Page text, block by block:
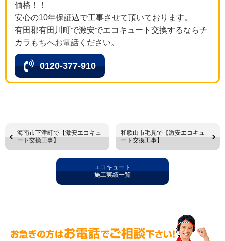
価格！！
安心の10年保証込で工事させて頂いております。
有田郡有田川町で激安でエコキュート交換するならチ
カラもちへお電話ください。
0120-377-910
海南市下津町で【激安エコキュ
ート交換工事】
和歌山市毛見で【激安エコキュ
ート交換工事】
エコキュート
施工実績一覧